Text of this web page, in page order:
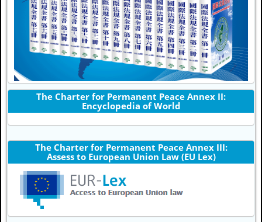
The Charter for Permanent Peace Annex II:
Encyclopedia of World
The Charter for Permanent Peace Annex III:
Assess to European Union Law (EU Lex)